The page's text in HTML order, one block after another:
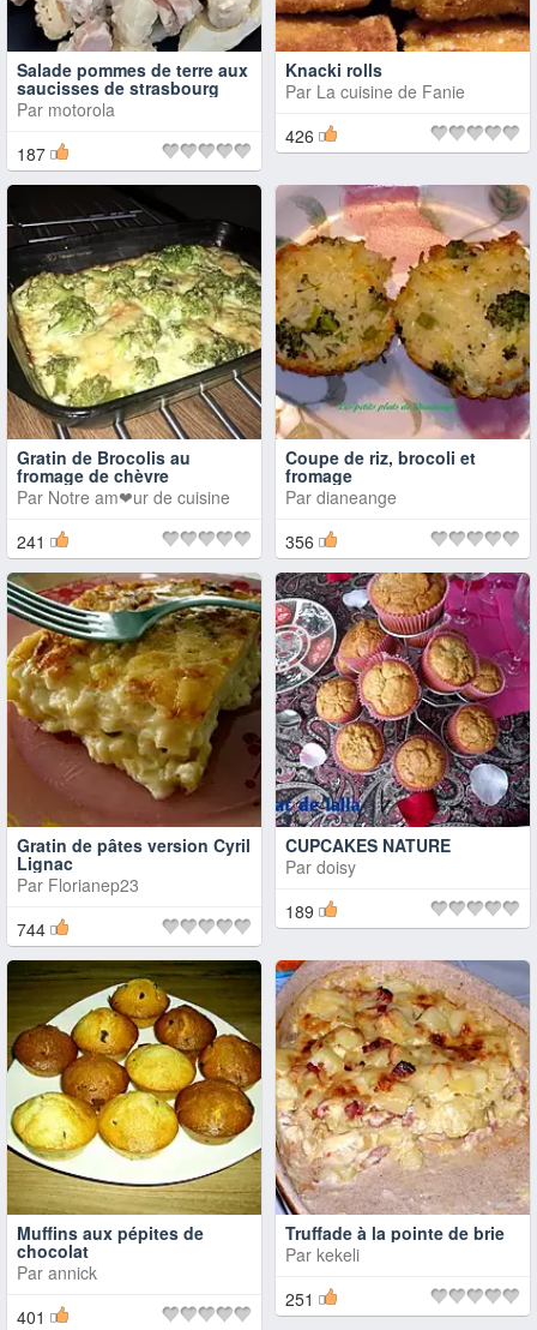
Salade pommes de terre aux
saucisses de strasbourg
Par motorola
187
Knacki rolls
Par La cuisine de Fanie
426
Gratin de Brocolis au
fromage de chèvre
Par Notre am❤ur de cuisine
241
Coupe de riz, brocoli et
fromage
Par dianeange
356
Gratin de pâtes version Cyril
Lignac
Par Florianep23
744
CUPCAKES NATURE
Par doisy
189
Muffins aux pépites de
chocolat
Par annick
401
Truffade à la pointe de brie
Par kekeli
251